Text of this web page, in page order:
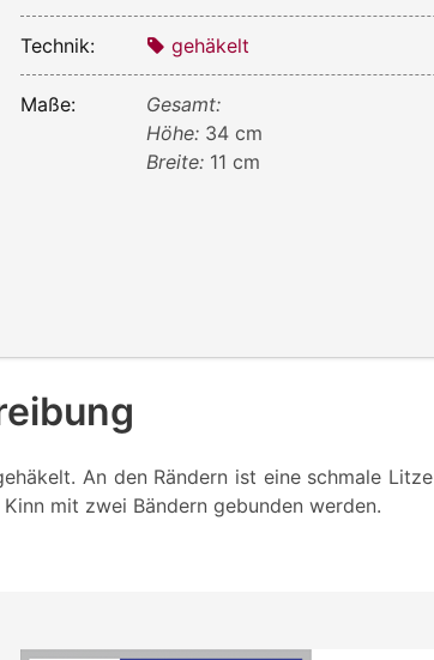
Technik: gehäkelt
Maße:
Gesamt:
Höhe: 34 cm
Breite: 11 cm
An den Rändern ist eine schmale Litze
mit zwei Bändern gebunden werden.